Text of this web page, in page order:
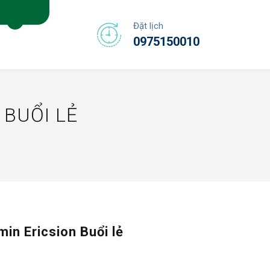
Đặt lịch
0975150010
LẺ
Ericsion Buổi lẻ